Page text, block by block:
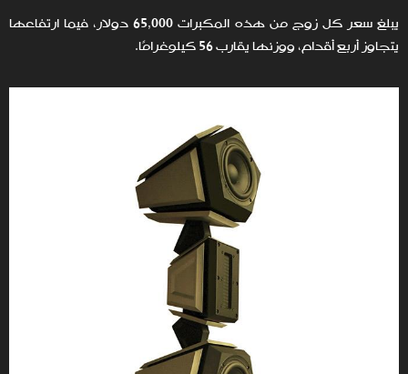
يبلغ سعر كل زوج من هذه المكبرات 65,000 دولار، فيما ارتفاعها
يتجاوز أربع أقدام، ووزنها يقارب 56 كيلوغرامًا.